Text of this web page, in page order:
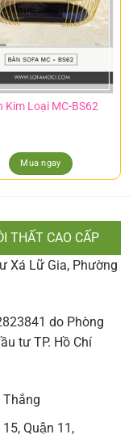
Kim Loại MC-BS62
Mua ngay
THẤT CAO CẤP
Xá Lữ Gia, Phường
do Phòng
tư TP. Hồ Chí
Thắng
Quận 11,